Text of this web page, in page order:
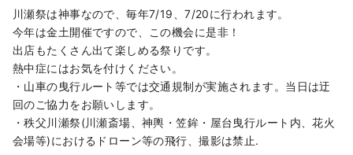
川瀬祭は神事なので、毎年7/19、7/20に行われます。
今年は金土開催ですので、この機会に是非！
出店もたくさん出て楽しめる祭りです。
熱中症にはお気を付けください。
・山車の曳行ルート等では交通規制が実施されます。当日は迂
回のご協力をお願いします。
・秩父川瀬祭(川瀬斎場、神輿・笠鉾・屋台曳行ルート内、花火
会場等)におけるドローン等の飛行、撮影は禁止.